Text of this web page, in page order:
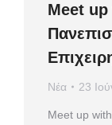
Meet
Νέα 23
Meet up